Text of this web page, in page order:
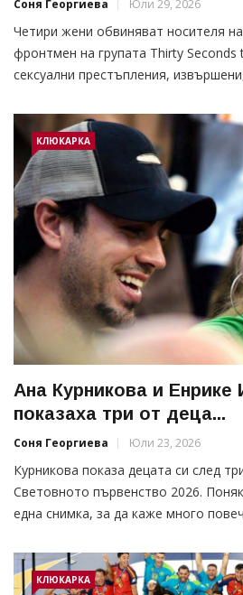
Соня Георгиева Юли 29, 2026
Четири жени обвиняват носителя на
фронтмен на групата Thirty
сексуални престъпления,
КЛЮКАРКА
Ана Курникова и Енрике
показаха три от деца...
Соня Георгиева Юли 23, 2026
Курникова показа децата си след
Световното първенство 2026.
една снимка, за да каже много
КЛЮКАРКА